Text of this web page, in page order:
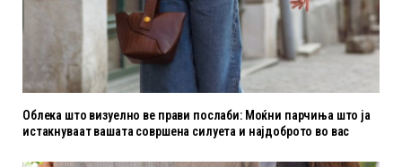
Облека што визуелно ве прави послаби: Моќни парчиња што ја
истакнуваат вашата совршена силуета и најдоброто во вас